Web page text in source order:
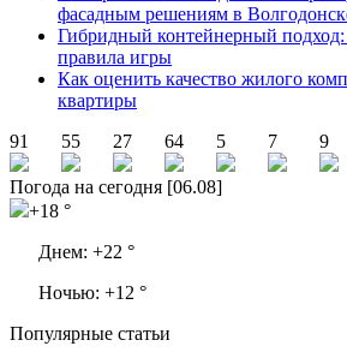
фасадным решениям в
Гибридный контейнерный
правила игры
Как оценить качество жилого
квартиры
91
55 27 64 5 7 9
Погода на сегодня [06.08]
+18 °
Днем: +22 °
Ночью: +12 °
Популярные статьи